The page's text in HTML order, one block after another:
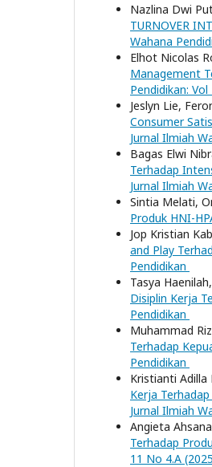
Nazlina Dwi
TURNOVER
Wahana
Elhot Nicolas
Management
Pendidikan:
Jeslyn Lie,
Consumer
Jurnal Ilmiah
Bagas Elwi
Terhadap
Jurnal Ilmiah
Sintia Melati,
Produk HNI-
Jop Kristian
and Play
Pendidikan
Tasya
Disiplin Kerja
Pendidikan
Muhammad
Terhadap
Pendidikan
Kristianti Adilla
Kerja
Jurnal Ilmiah
Angieta
Terhadap
11 No 4.A